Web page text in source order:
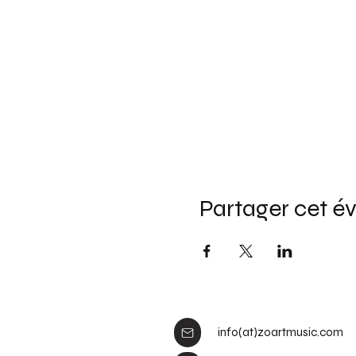
Partager cet
info(at)zoartmusic.com